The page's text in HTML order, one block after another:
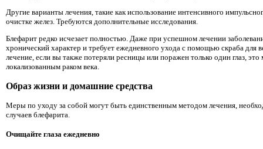
Другие варианты лечения, такие как использование интенсивного
очистке желез. Требуются дополнительные исследования.
Блефарит редко исчезает полностью. Даже при успешном лечении
хронический характер и требует ежедневного ухода с помощью скраба для
лечение, если вы также потеряли ресницы или поражен только один глаз,
локализованным раком века.
Образ жизни и домашние средства
Меры по уходу за собой могут быть единственным методом лечения,
случаев блефарита.
Очищайте глаза ежедневно